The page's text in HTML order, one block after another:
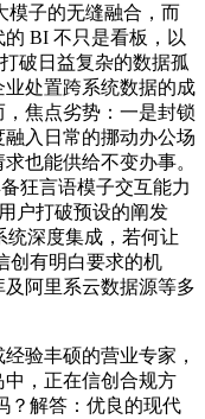
模子的无缝融合，而
BI 不只是看板，以
破日益复杂的数据孤
处置跨系统数据的成
焦点劣势：一是封锁
入日常的挪动办公场
也能供给不变办事。
狂言语模子交互能力
户打破预设的阐发
统深度集成，若何让
创有明白要求的机
阿里系云数据源等多
验丰硕的营业专家，
，正在信创合规方
？解答：优良的现代